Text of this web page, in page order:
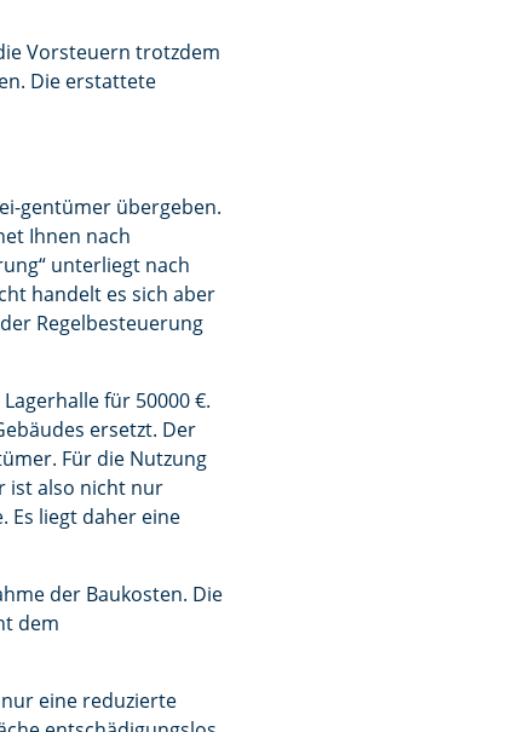
Vorsteuern trotzdem
Die erstattete
gentümer übergeben.
Ihnen nach
unterliegt nach
handelt es sich aber
Regelbesteuerung
für 50000 €.
ersetzt. Der
Für die Nutzung
ist also nicht nur
Es liegt daher eine
der Baukosten. Die
dem
eine reduzierte